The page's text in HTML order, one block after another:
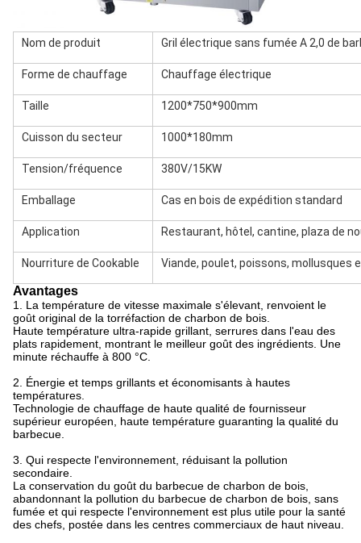
Nom de produit Gril électrique sans fumée A 2,0 de
Forme de chauffage Chauffage électrique
Taille 1200*750*900mm
Cuisson du secteur 1000*180mm
Tension/fréquence 380V/15KW
Emballage Cas en bois de expédition standard
Application Restaurant, hôtel, cantine, plaza de
Nourriture de Cookable Viande, poulet, poissons, mollusques
Avantages
1. La température de vitesse maximale s'élevant, renvoient le
goût original de la torréfaction de charbon de bois.
Haute température ultra-rapide grillant, serrures dans l'eau des
plats rapidement, montrant le meilleur goût des ingrédients. Une
minute réchauffe à 800 °C.
2. Énergie et temps grillants et économisants à hautes
températures.
Technologie de chauffage de haute qualité de fournisseur
supérieur européen, haute température guaranting la qualité du
barbecue.
3. Qui respecte l'environnement, réduisant la pollution
secondaire.
La conservation du goût du barbecue de charbon de bois,
abandonnant la pollution du barbecue de charbon de bois, sans
fumée et qui respecte l'environnement est plus utile pour la santé
des chefs, postée dans les centres commerciaux de haut niveau.